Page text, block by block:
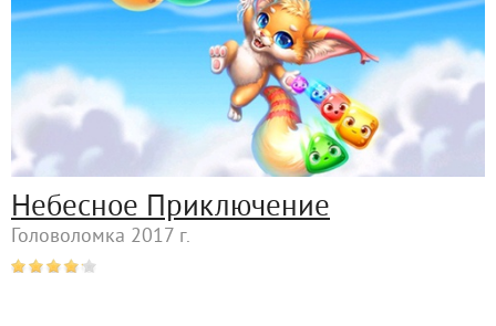
Небесное Приключение
Головоломка 2017 г.